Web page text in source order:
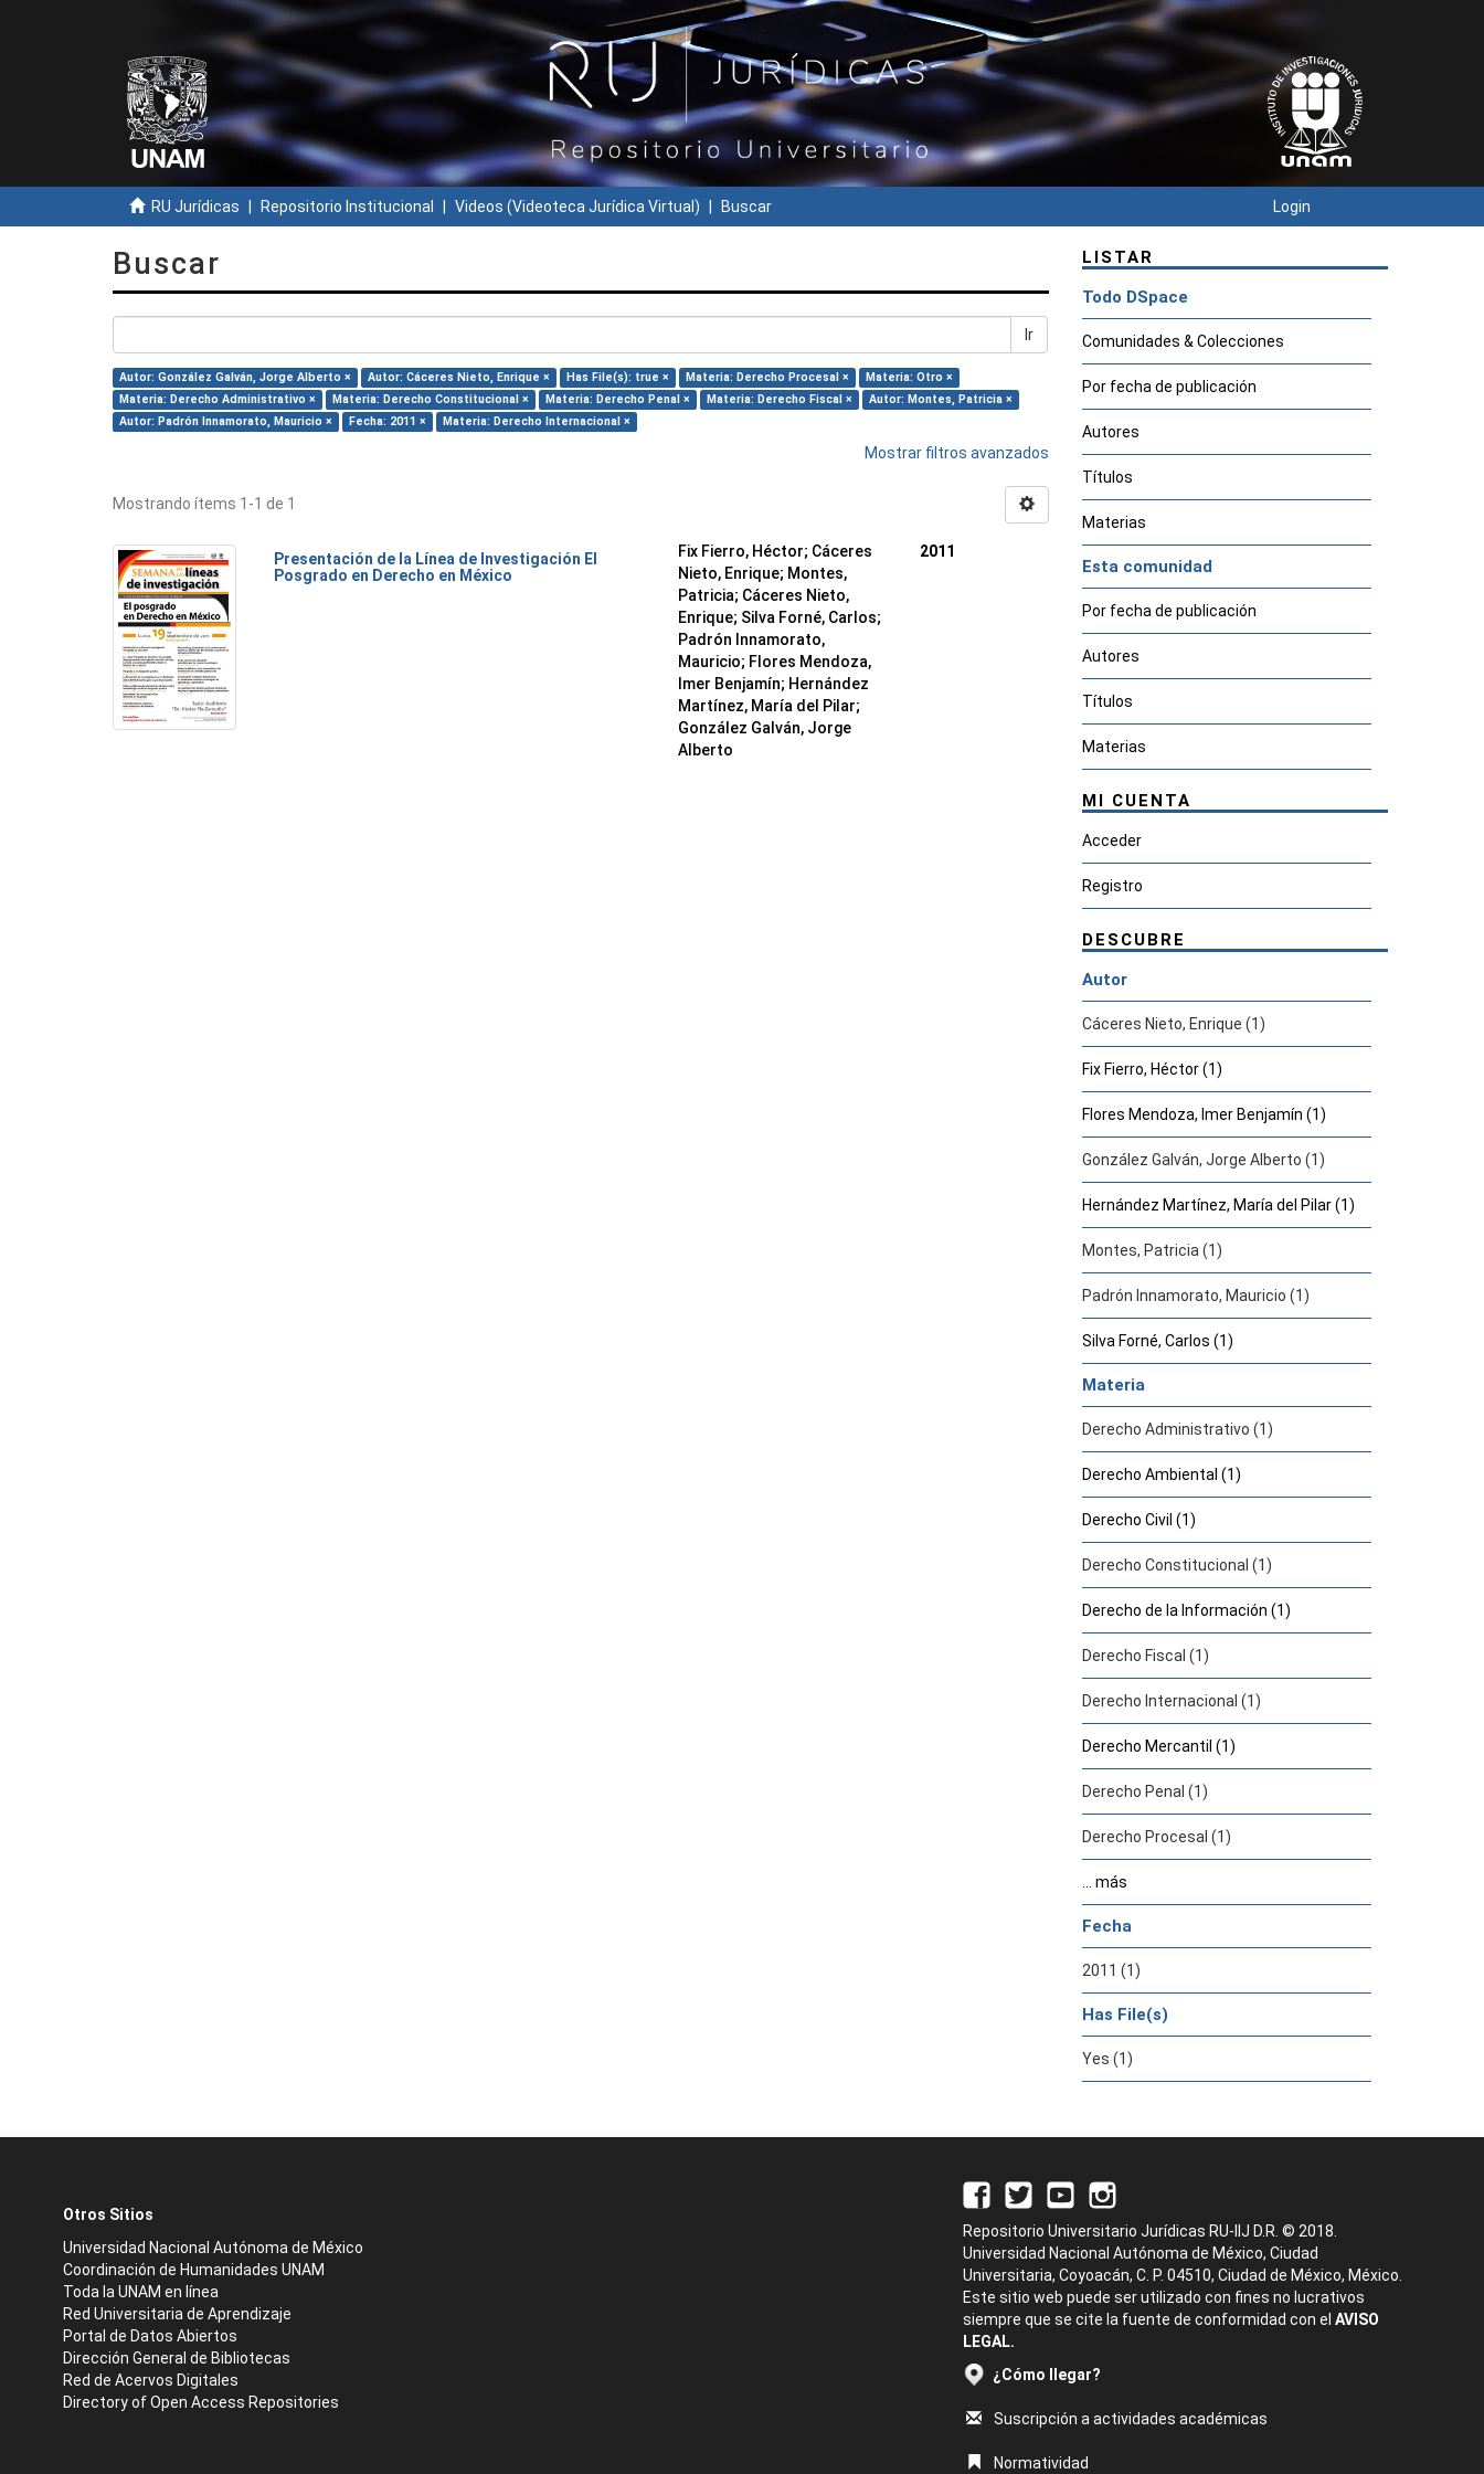
RU Jurídicas Repositorio Institucional Videos (Videoteca Jurídica Virtual) Buscar Login
Buscar
Ir
Autor: González Galván, Jorge Alberto × Autor: Cáceres Nieto, Enrique × Has File(s): true × Materia: Derecho Procesal ×
Materia: Otro ×
Materia: Derecho Administrativo ×
Materia: Derecho Constitucional × Materia: Derecho Penal × Materia: Derecho Fiscal ×
Autor: Montes, Patricia ×
Autor: Padrón Innamorato, Mauricio ×
Fecha: 2011 × Materia: Derecho Internacional ×
Mostrar filtros avanzados
Mostrando ítems 1-1 de 1
Presentación de la Línea de Investigación El
Posgrado en Derecho en México
Fix Fierro, Héctor; Cáceres
Nieto, Enrique; Montes,
Patricia; Cáceres Nieto,
Enrique; Silva Forné, Carlos;
Padrón Innamorato,
Mauricio; Flores Mendoza,
Imer Benjamín; Hernández
Martínez, María del Pilar;
González Galván, Jorge
Alberto
2011
LISTAR
Todo DSpace
Comunidades & Colecciones
Por fecha de publicación
Autores
Títulos
Materias
Esta comunidad
Por fecha de publicación
Autores
Títulos
Materias
MI CUENTA
Acceder
Registro
DESCUBRE
Autor
Cáceres Nieto, Enrique (1)
Fix Fierro, Héctor (1)
Flores Mendoza, Imer Benjamín (1)
González Galván, Jorge Alberto (1)
Hernández Martínez, María del Pilar (1)
Montes, Patricia (1)
Padrón Innamorato, Mauricio (1)
Silva Forné, Carlos (1)
Materia
Derecho Administrativo (1)
Derecho Ambiental (1)
Derecho Civil (1)
Derecho Constitucional (1)
Derecho de la Información (1)
Derecho Fiscal (1)
Derecho Internacional (1)
Derecho Mercantil (1)
Derecho Penal (1)
Derecho Procesal (1)
... más
Fecha
2011 (1)
Has File(s)
Yes (1)
Otros Sitios
Universidad Nacional Autónoma de México
Coordinación de Humanidades UNAM
Toda la UNAM en línea
Red Universitaria de Aprendizaje
Portal de Datos Abiertos
Dirección General de Bibliotecas
Red de Acervos Digitales
Directory of Open Access Repositories
Repositorio Universitario Jurídicas RU-IIJ D.R. © 2018.
Universidad Nacional Autónoma de México, Ciudad
Universitaria, Coyoacán, C. P. 04510, Ciudad de México, México.
Este sitio web puede ser utilizado con fines no lucrativos
siempre que se cite la fuente de conformidad con el AVISO
LEGAL.
¿Cómo llegar?
Suscripción a actividades académicas
Normatividad